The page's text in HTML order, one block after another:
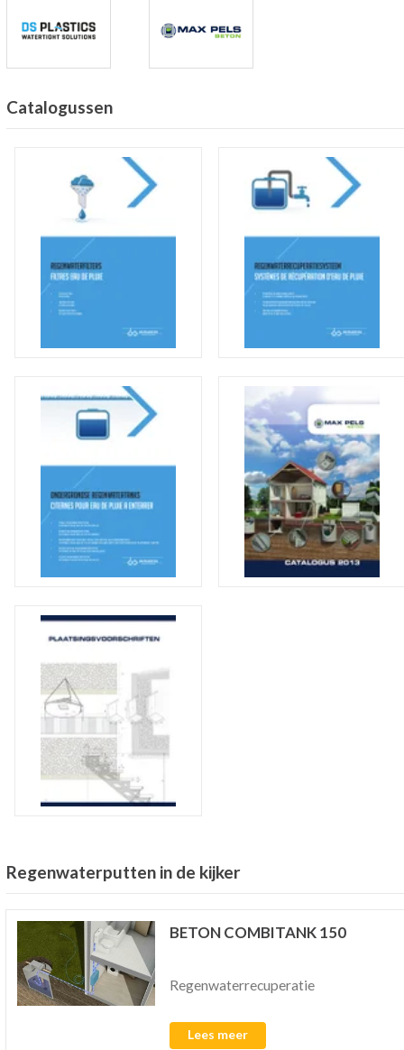
Catalogussen
Regenwaterputten in de kijker
BETON COMBITANK 150
Regenwaterrecuperatie
Lees meer